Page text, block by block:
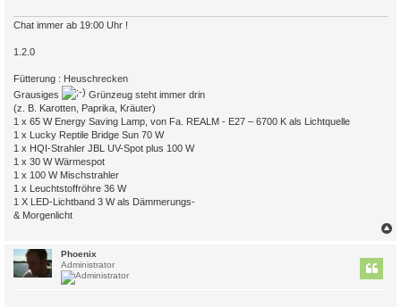
Chat immer ab 19:00 Uhr !
1.2.0
Fütterung : Heuschrecken
Grausiges
Grünzeug steht immer drin
(z. B. Karotten, Paprika, Kräuter)
1 x 65 W Energy Saving Lamp, von Fa. REALM - E27 – 6700 K als Lichtquelle
1 x Lucky Reptile Bridge Sun 70 W
1 x HQI-Strahler JBL UV-Spot plus 100 W
1 x 30 W Wärmespot
1 x 100 W Mischstrahler
1 x Leuchtstoffröhre 36 W
1 X LED-Lichtband 3 W als Dämmerungs-
& Morgenlicht
Phoenix
Administrator